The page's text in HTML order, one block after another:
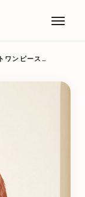
レース袖 リボンベルトワンピース（イエロー・オレンジ系）